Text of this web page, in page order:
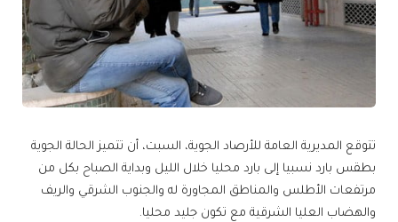
تتوقع المديرية العامة للأرصاد الجوية، السبت، أن تتميز الحالة الجوية
بطقس بارد نسبيا إلى بارد محليا خلال الليل وبداية الصباح بكل من
مرتفعات الأطلس والمناطق المجاورة له والجنوب الشرقي والريف
والهضاب العليا الشرقية مع تكون جليد محليا.